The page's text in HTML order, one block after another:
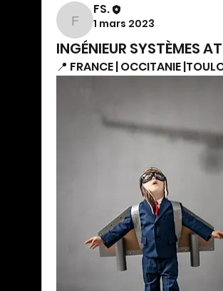
FS.
FS.
1 mars 2023
INGÉNIEUR SYSTÈMES
📍 FRANCE | OCCITANIE